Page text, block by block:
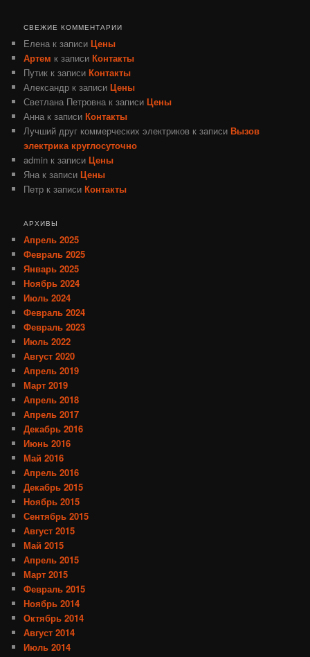
СВЕЖИЕ КОММЕНТАРИИ
Елена к записиЦены
Артем к записиКонтакты
Путик к записиКонтакты
Александр к записиЦены
Светлана Петровна к записиЦены
Анна к записиКонтакты
Лучший друг коммерческих электриков к записиВызов
электрика круглосуточно
admin к записиЦены
Яна к записиЦены
Петр к записиКонтакты
АРХИВЫ
Апрель 2025
Февраль 2025
Январь 2025
Ноябрь 2024
Июль 2024
Февраль 2024
Февраль 2023
Июль 2022
Август 2020
Апрель 2019
Март 2019
Апрель 2018
Апрель 2017
Декабрь 2016
Июнь 2016
Май 2016
Апрель 2016
Декабрь 2015
Ноябрь 2015
Сентябрь 2015
Август 2015
Май 2015
Апрель 2015
Март 2015
Февраль 2015
Ноябрь 2014
Октябрь 2014
Август 2014
Июль 2014